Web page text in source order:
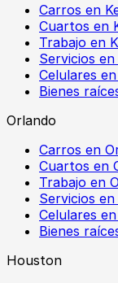
Carros en
Cuartos en
Trabajo en
Servicios en
Celulares
Bienes
Orlando
Carros en
Cuartos en
Trabajo en
Servicios
Celulares
Bienes
Houston